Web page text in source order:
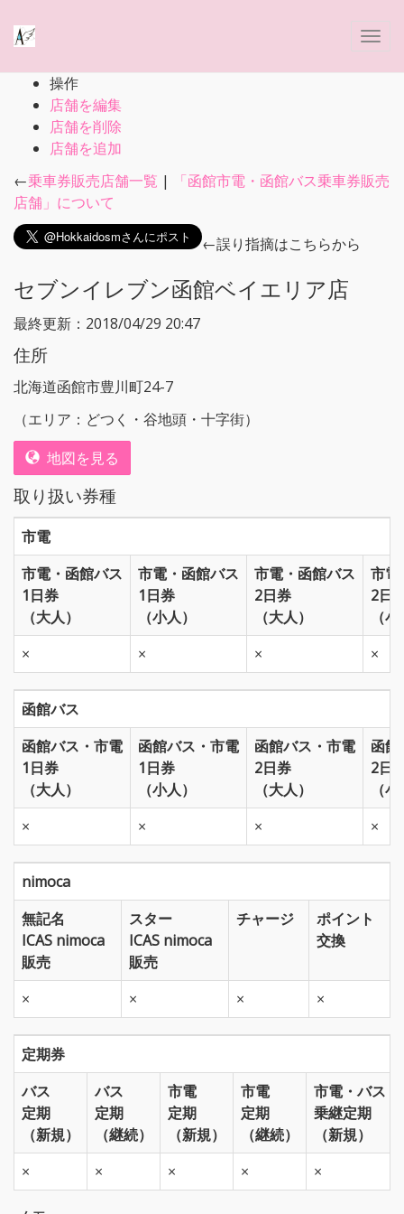
操作
店舗を編集
店舗を削除
店舗を追加
←乗車券販売店舗一覧 |
「函館市電・函館バス乗車券販売
店舗」について
←誤り指摘はこちらから
セブンイレブン函館ベイエリア店
最終更新：2018/04/29 20:47
住所
北海道函館市豊川町24-7
（エリア：どつく・谷地頭・十字街）
地図を見る
取り扱い券種
市電
市電・函館バス
1日券
（大人）
市電・函館バス
1日券
（小人）
市電・函館バス
2日券
（大人）
市電
2日
（
×
× × ×
函館バス
函館バス・市電
1日券
（大人）
函館バス・市電
1日券
（小人）
函館バス・市電
2日券
（大人）
函館
2日
（
×
× × ×
nimoca
無記名
ICAS nimoca
販売
スター
ICAS nimoca
販売
チャージ
ポイント
交換
× × × ×
定期券
バス
定期
（新規）
バス
定期
（継続）
市電
定期
（新規）
市電
定期
（継続）
市電・バス
乗継定期
（新規）
×
× × × ×